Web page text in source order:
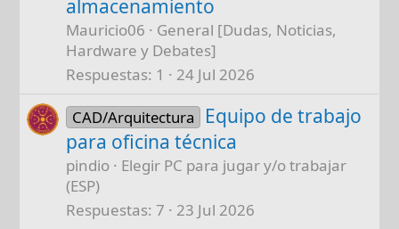
almacenamiento
Mauricio06
General [Dudas, Noticias,
Hardware y Debates]
Respuestas 1 24 Jul 2026
CAD/Arquitectura
Equipo de trabajo
para oficina técnica
pindio
Elegir PC para jugar y/o trabajar
(ESP)
Respuestas 7 23 Jul 2026